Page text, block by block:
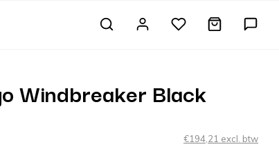
Windbreaker Black
€194,21 excl. btw